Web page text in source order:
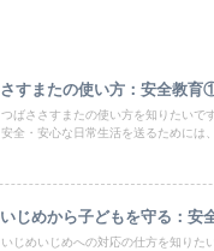
さすまたの使い方：安全教育
つばささすまたの使い方を知りたい
安全・安心な日常生活を送るためには
いじめから子どもを守る：安
いじめいじめへの対応の仕方を知り